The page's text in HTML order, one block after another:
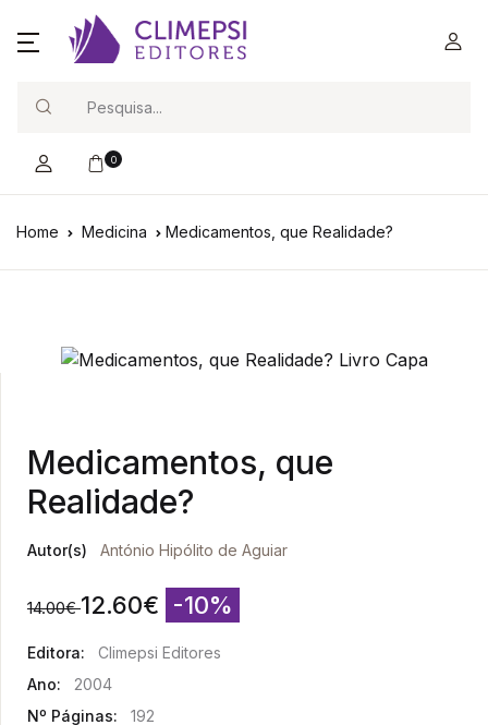
0
Home Medicina Medicamentos, que Realidade?
Medicamentos, que
Realidade?
Autor(s) António Hipólito de Aguiar
14.00€ 12.60€ -10%
Editora:
Climepsi Editores
Ano:
2004
Nº Páginas:
192